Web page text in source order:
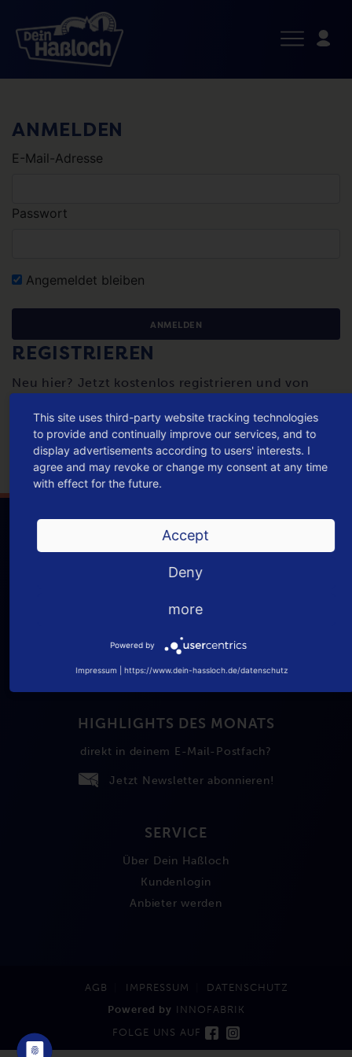
ANMELDEN
E-Mail-Adresse
Passwort
Angemeldet bleiben
ANMELDEN
REGISTRIEREN
Neu hier? Jetzt kostenlos registrieren und von
NEU REGISTRIEREN
Dein Haßloch ist ein Projekt der Haßlocher Digital-
Agenturinnofabrik.
HIGHLIGHTS DES MONATS
direkt in deinem E-Mail-Postfach?
Jetzt Newsletter abonnieren!
SERVICE
Über Dein Haßloch
Kundenlogin
Anbieter werden
AGB IMPRESSUM
DATENSCHUTZ
Powered by INNOFABRIK
FOLGE UNS AUF
This site uses third-party website tracking technologies
to provide and continually improve our services, and to
display advertisements according to users' interests. I
agree and may revoke or change my consent at any time
with effect for the future.
Accept
Deny
more
Powered by
Impressum https://www.dein-hassloch.de/datenschutz